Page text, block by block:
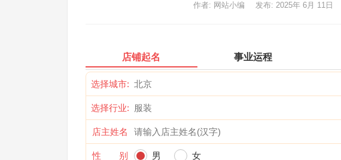
作者: 网站小编 发布: 2025年 6月 11日
店铺起名 事业运程
选择城市:
选择行业:
店主姓名
性 别 男 女